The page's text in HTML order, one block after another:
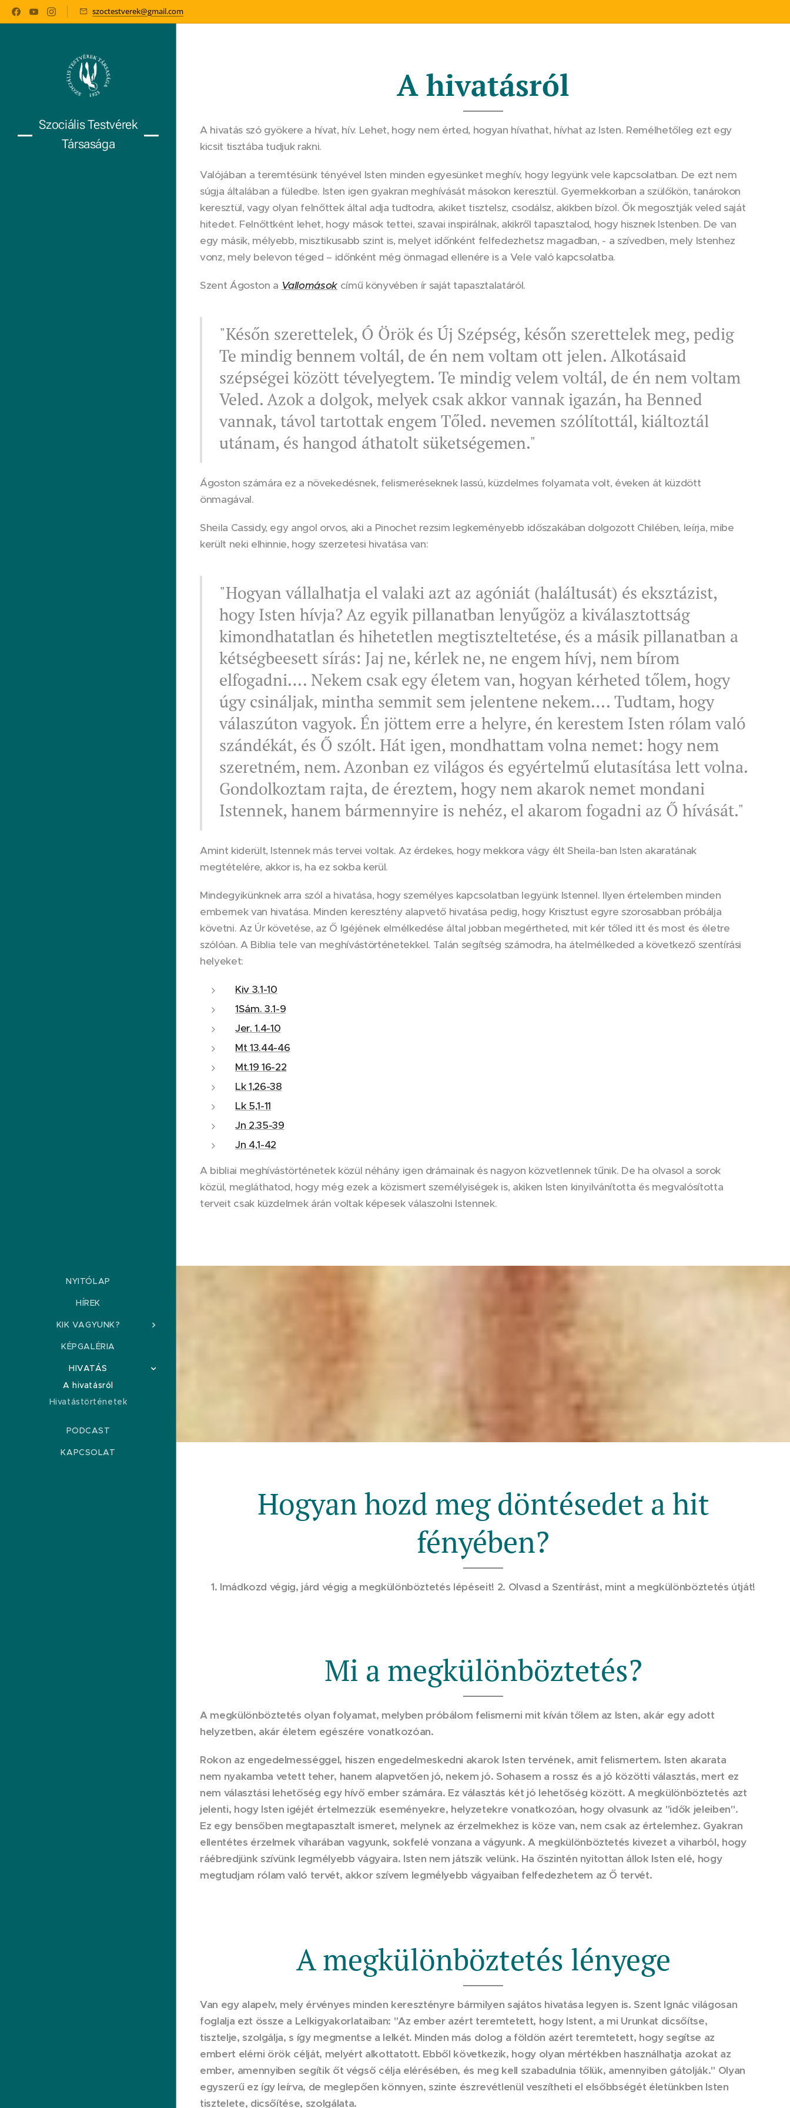
szoctestverek@gmail.com
Szociális Testvérek
Társasága
NYITÓLAP
HÍREK
KIK VAGYUNK?
KÉPGALÉRIA
HIVATÁS
A hivatásról
Hivatástörténetek
PODCAST
KAPCSOLAT
A hivatásról
A hivatás szó gyökere a hívat, hív. Lehet, hogy nem érted, hogyan hívathat, hívhat az Isten. Remélhetőleg ezt egy
kicsit tisztába tudjuk rakni.
Valójában a teremtésünk tényével Isten minden egyesünket meghív, hogy legyünk vele kapcsolatban. De ezt nem
súgja általában a füledbe. Isten igen gyakran meghívását másokon keresztül. Gyermekkorban a szülőkön, tanárokon
keresztül, vagy olyan felnőttek által adja tudtodra, akiket tisztelsz, csodálsz, akikben bízol. Ők megosztják veled saját
hitedet. Felnőttként lehet, hogy mások tettei, szavai inspirálnak, akikről tapasztalod, hogy hisznek Istenben. De van
egy másik, mélyebb, misztikusabb szint is, melyet időnként felfedezhetsz magadban, - a szívedben, mely Istenhez
vonz, mely belevon téged – időnként még önmagad ellenére is a Vele való kapcsolatba.
Szent Ágoston a Vallomások című könyvében ír saját tapasztalatáról.
"Későn szerettelek, Ó Örök és Új Szépség, későn szerettelek meg, pedig
Te mindig bennem voltál, de én nem voltam ott jelen. Alkotásaid
szépségei között tévelyegtem. Te mindig velem voltál, de én nem voltam
Veled. Azok a dolgok, melyek csak akkor vannak igazán, ha Benned
vannak, távol tartottak engem Tőled. nevemen szólítottál, kiáltoztál
utánam, és hangod áthatolt süketségemen."
Ágoston számára ez a növekedésnek, felismeréseknek lassú, küzdelmes folyamata volt, éveken át küzdött
önmagával.
Sheila Cassidy, egy angol orvos, aki a Pinochet rezsim legkeményebb időszakában dolgozott Chilében, leírja, mibe
került neki elhinnie, hogy szerzetesi hivatása van:
"Hogyan vállalhatja el valaki azt az agóniát (haláltusát) és eksztázist,
hogy Isten hívja? Az egyik pillanatban lenyűgöz a kiválasztottság
kimondhatatlan és hihetetlen megtiszteltetése, és a másik pillanatban a
kétségbeesett sírás: Jaj ne, kérlek ne, ne engem hívj, nem bírom
elfogadni…. Nekem csak egy életem van, hogyan kérheted tőlem, hogy
úgy csináljak, mintha semmit sem jelentene nekem…. Tudtam, hogy
válaszúton vagyok. Én jöttem erre a helyre, én kerestem Isten rólam való
szándékát, és Ő szólt. Hát igen, mondhattam volna nemet: hogy nem
szeretném, nem. Azonban ez világos és egyértelmű elutasítása lett volna.
Gondolkoztam rajta, de éreztem, hogy nem akarok nemet mondani
Istennek, hanem bármennyire is nehéz, el akarom fogadni az Ő hívását."
Amint kiderült, Istennek más tervei voltak. Az érdekes, hogy mekkora vágy élt Sheila-ban Isten akaratának
megtételére, akkor is, ha ez sokba kerül.
Mindegyikünknek arra szól a hivatása, hogy személyes kapcsolatban legyünk Istennel. Ilyen értelemben minden
embernek van hivatása. Minden keresztény alapvető hivatása pedig, hogy Krisztust egyre szorosabban próbálja
követni. Az Úr követése, az Ő Igéjének elmélkedése által jobban megértheted, mit kér tőled itt és most és életre
szólóan. A Biblia tele van meghívástörténetekkel. Talán segítség számodra, ha átelmélkeded a következő szentírási
helyeket:
Kiv 3.1-10
1Sám. 3.1-9
Jer. 1.4-10
Mt 13.44-46
Mt.19 16-22
Lk 1,26-38
Lk 5,1-11
Jn 2.35-39
Jn 4,1-42
A bibliai meghívástörténetek közül néhány igen drámainak és nagyon közvetlennek tűnik. De ha olvasol a sorok
közül, megláthatod, hogy még ezek a közismert személyiségek is, akiken Isten kinyilvánította és megvalósította
terveit csak küzdelmek árán voltak képesek válaszolni Istennek.
Hogyan hozd meg döntésedet a hit
fényében?
1. Imádkozd végig, járd végig a megkülönböztetés lépéseit! 2. Olvasd a Szentírást, mint a megkülönböztetés útját!
Mi a megkülönböztetés?
A megkülönböztetés olyan folyamat, melyben próbálom felismerni mit kíván tőlem az Isten, akár egy adott
helyzetben, akár életem egészére vonatkozóan.
Rokon az engedelmességgel, hiszen engedelmeskedni akarok Isten tervének, amit felismertem. Isten akarata
nem nyakamba vetett teher, hanem alapvetően jó, nekem jó. Sohasem a rossz és a jó közötti választás, mert ez
nem választási lehetőség egy hívő ember számára. Ez választás két jó lehetőség között. A megkülönböztetés azt
jelenti, hogy Isten igéjét értelmezzük eseményekre, helyzetekre vonatkozóan, hogy olvasunk az "idők jeleiben".
Ez egy bensőben megtapasztalt ismeret, melynek az érzelmekhez is köze van, nem csak az értelemhez. Gyakran
ellentétes érzelmek viharában vagyunk, sokfelé vonzana a vágyunk. A megkülönböztetés kivezet a viharból, hogy
ráébredjünk szívünk legmélyebb vágyaira. Isten nem játszik velünk. Ha őszintén nyitottan állok Isten elé, hogy
megtudjam rólam való tervét, akkor szívem legmélyebb vágyaiban felfedezhetem az Ő tervét.
A megkülönböztetés lényege
Van egy alapelv, mely érvényes minden keresztényre bármilyen sajátos hivatása legyen is. Szent Ignác világosan
foglalja ezt össze a Lelkigyakorlataiban: "Az ember azért teremtetett, hogy Istent, a mi Urunkat dicsőítse,
tisztelje, szolgálja, s így megmentse a lelkét. Minden más dolog a földön azért teremtetett, hogy segítse az
embert elérni örök célját, melyért alkottatott. Ebből következik, hogy olyan mértékben használhatja azokat az
ember, amennyiben segítik őt végső célja elérésében, és meg kell szabadulnia tőlük, amennyiben gátolják." Olyan
egyszerű ez így leírva, de meglepően könnyen, szinte észrevétlenül veszítheti el elsőbbségét életünkben Isten
tisztelete, dicsőítése, szolgálata.